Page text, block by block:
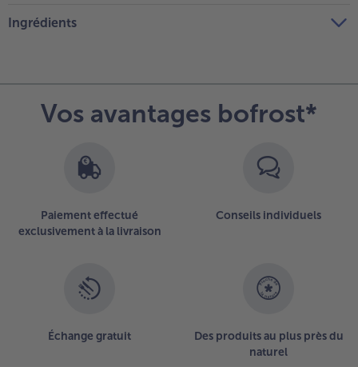
Ingrédients
Vos avantages bofrost*
Paiement effectué
exclusivement à la livraison
Conseils individuels
Échange gratuit
Des produits au plus près du
naturel